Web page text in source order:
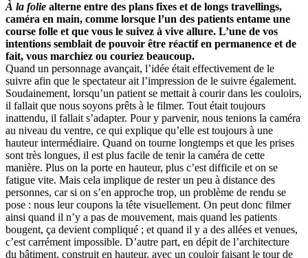
À la folie alterne entre des plans fixes et de longs travellings,
caméra en main, comme lorsque l’un des patients entame une
course folle et que vous le suivez à vive allure. L’une de vos
intentions semblait de pouvoir être réactif en permanence et de
fait, vous marchiez ou couriez beaucoup.
Quand un personnage avançait, l’idée était effectivement de le
suivre afin que le spectateur ait l’impression de le suivre également.
Soudainement, lorsqu’un patient se mettait à courir dans les couloirs,
il fallait que nous soyons prêts à le filmer. Tout était toujours
inattendu, il fallait s’adapter. Pour y parvenir, nous tenions la caméra
au niveau du ventre, ce qui explique qu’elle est toujours à une
hauteur intermédiaire. Quand on tourne longtemps et que les prises
sont très longues, il est plus facile de tenir la caméra de cette
manière. Plus on la porte en hauteur, plus c’est difficile et on se
fatigue vite. Mais cela implique de rester un peu à distance des
personnes, car si on s’en approche trop, un problème de rendu se
pose : nous leur coupons la tête visuellement. On peut donc filmer
ainsi quand il n’y a pas de mouvement, mais quand les patients
bougent, ça devient compliqué ; et quand il y a des allées et venues,
c’est carrément impossible. D’autre part, en dépit de l’architecture
du bâtiment, construit en hauteur, avec un couloir faisant le tour de